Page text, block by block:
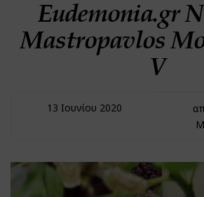
Eudemonia.gr
Mastropavlos
V
13 Ιουνίου 2020